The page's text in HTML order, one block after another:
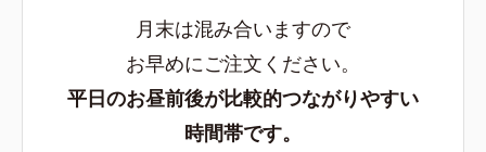
月末は混み合いますので
お早めにご注文ください。
平日のお昼前後が比較的つながりやすい
時間帯です。